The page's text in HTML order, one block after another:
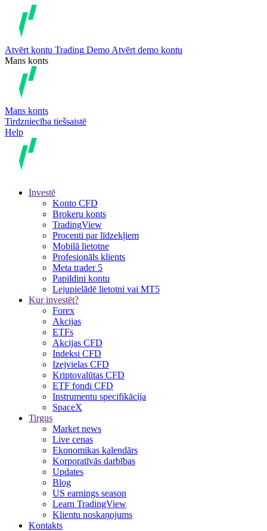
Atvērt kontu Trading Demo Atvērt demo kontu
Mans konts
Mans konts
Tirdzniecība tiešsaistē
Help
Investē
Konto CFD
Brokeru konts
TradingView
Procenti par līdzekļiem
Mobilā lietotne
Profesionāls klients
Meta trader 5
Papildini kontu
Lejupielādē lietotni vai MT5
Kur investēt?
Forex
Akcijas
ETFs
Akcijas CFD
Indeksi CFD
Izejvielas CFD
Kriptovalūtas CFD
ETF fondi CFD
Instrumentu specifikācija
SpaceX
Tirgus
Market news
Live cenas
Ekonomikas kalendārs
Korporatīvās darbības
Updates
Blog
US earnings season
Learn TradingView
Klientu noskaņojums
Kontakts